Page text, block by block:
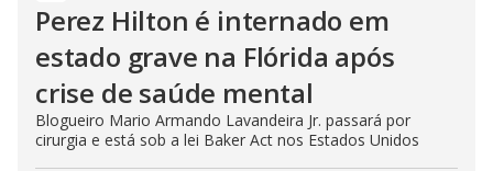
Perez Hilton é internado em
estado grave na Flórida após
crise de saúde mental
Blogueiro Mario Armando Lavandeira Jr. passará por
cirurgia e está sob a lei Baker Act nos Estados Unidos